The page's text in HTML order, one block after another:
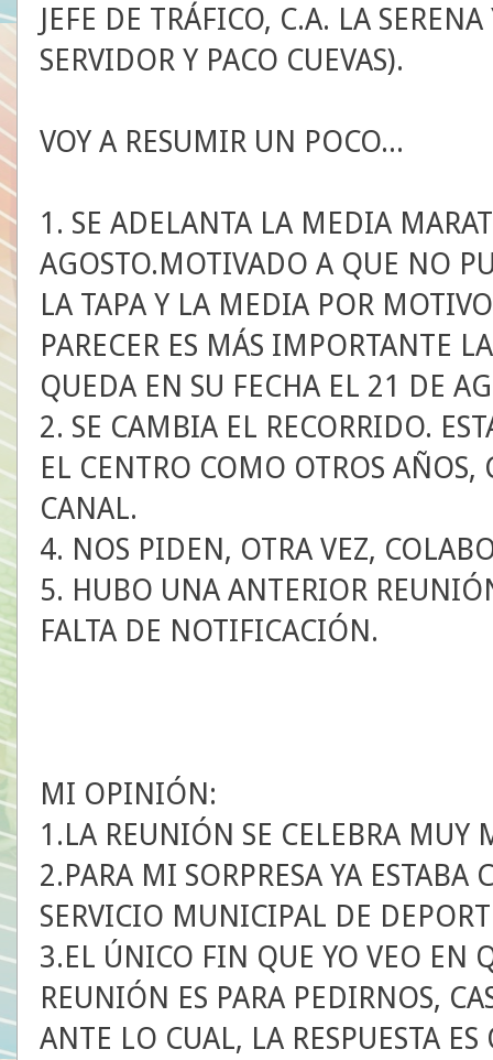
JEFE DE TRÁFICO, C.A. LA
SERVIDOR Y PACO CUEVAS).
VOY A RESUMIR UN POCO...
1. SE ADELANTA LA MEDIA
AGOSTO.MOTIVADO A QUE NO
LA TAPA Y LA MEDIA POR
PARECER ES MÁS IMPORTANTE
QUEDA EN SU FECHA EL 21 DE
2. SE CAMBIA EL RECORRIDO.
EL CENTRO COMO OTROS
CANAL.
4. NOS PIDEN, OTRA VEZ,
5. HUBO UNA ANTERIOR
FALTA DE NOTIFICACIÓN.
MI OPINIÓN:
1.LA REUNIÓN SE CELEBRA MUY
2.PARA MI SORPRESA YA
SERVICIO MUNICIPAL DE
3.EL ÚNICO FIN QUE YO VEO EN
REUNIÓN ES PARA PEDIRNOS,
ANTE LO CUAL, LA RESPUESTA